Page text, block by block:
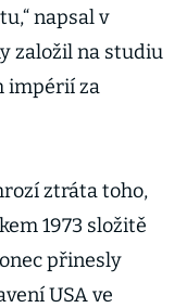
napsal v
založil na studiu
impérií za
ztráta toho,
1973 složitě
přinesly
USA ve